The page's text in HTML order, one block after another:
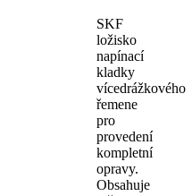
SKF
ložisko
napínací
kladky
vícedrážkového
řemene
pro
provedení
kompletní
opravy.
Obsahuje